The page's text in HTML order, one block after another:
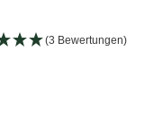
(3 Bewertungen)